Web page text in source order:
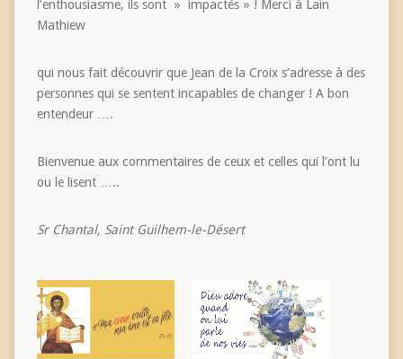
l’enthousiasme, ils sont » impactés » ! Merci à Lain
Mathiew
qui nous fait découvrir que Jean de la Croix s’adresse à des
personnes qui se sentent incapables de changer ! A bon
entendeur ….
Bienvenue aux commentaires de ceux et celles qui l’ont lu
ou le lisent …..
Sr Chantal, Saint Guilhem-le-Désert